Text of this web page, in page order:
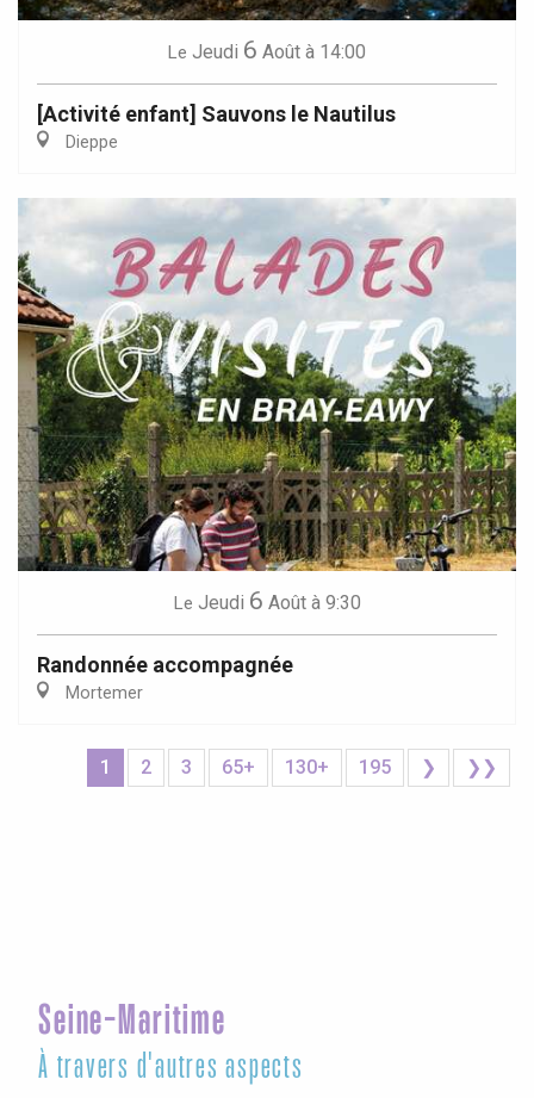
Le Jeudi 6 Août à 14:00
[Activité enfant] Sauvons le Nautilus
Dieppe
Le Jeudi 6 Août à 9:30
Randonnée accompagnée
Mortemer
1 2 3 65+ 130+ 195 ❯ ❯❯
Seine-Maritime
À travers d'autres aspects